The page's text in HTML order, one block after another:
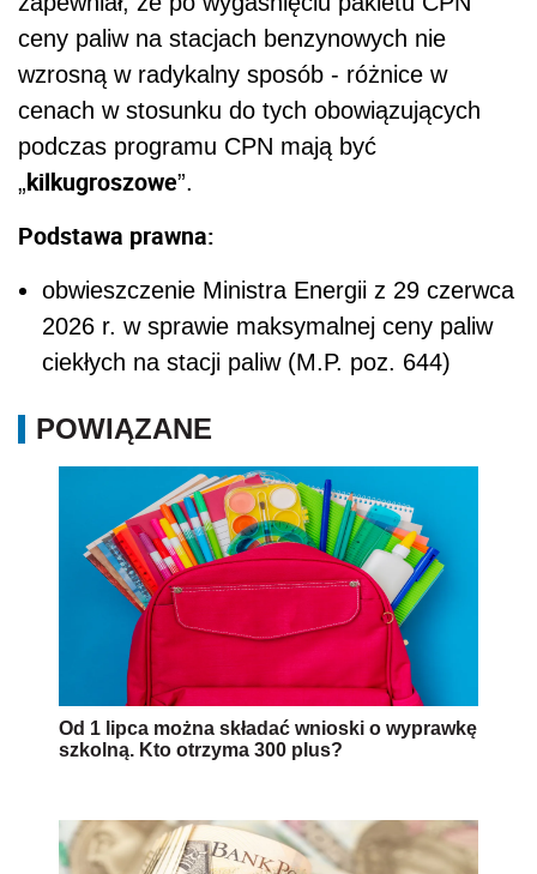
ceny paliw na stacjach benzynowych nie
wzrosną w radykalny sposób - różnice w
cenach w stosunku do tych obowiązujących
podczas programu CPN mają być
„kilkugroszowe”.
Podstawa prawna:
obwieszczenie Ministra Energii z 29 czerwca
2026 r. w sprawie maksymalnej ceny paliw
ciekłych na stacji paliw (M.P. poz. 644)
POWIĄZANE
Od 1 lipca można składać wnioski o wyprawkę
szkolną. Kto otrzyma 300 plus?